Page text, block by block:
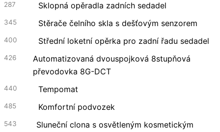
287 Sklopná opěradla zadních sedadel
345 Stěrače čelního skla s dešťovým senzorem
400 Střední loketní opěrka pro zadní řadu sedadel
426
Automatizovaná dvouspojková 8stupňová
převodovka 8G-DCT
440 Tempomat
485 Komfortní podvozek
543
Sluneční clona s osvětleným kosmetickým